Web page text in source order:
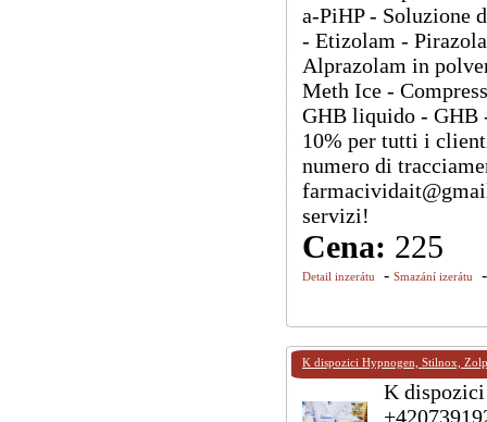
a-PiHP - Soluzione
- Etizolam -
Alprazolam in
Meth Ice -
GHB liquido - GHB
10% per tutti i
numero di
servizi!
Cena: 225
Detail inzerátu - Smazání izerátu
K dispozici Hypnogen, Stilnox,
K